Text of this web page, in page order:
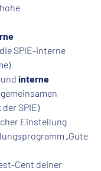
SPIE-interne
und interne
SPIE)
Einstellung
„Gute
Cent deiner